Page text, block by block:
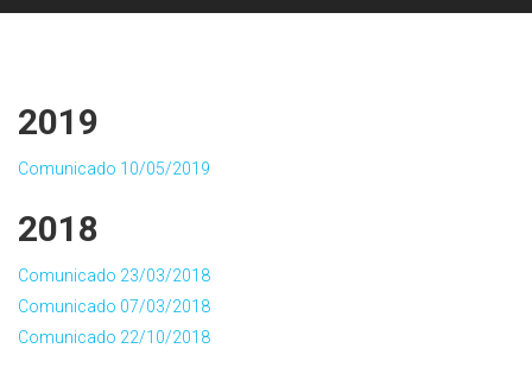
2019
Comunicado 10/05/2019
2018
Comunicado 23/03/2018
Comunicado 07/03/2018
Comunicado 22/10/2018